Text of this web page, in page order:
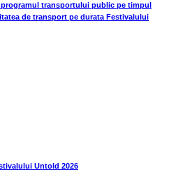
transportului public pe timpul
de transport pe durata Festivalului
Untold 2026